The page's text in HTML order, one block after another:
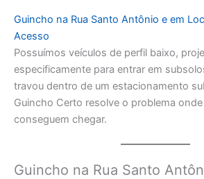
Guincho na Rua Santo Antônio e em
Acesso
Possuímos veículos de perfil baixo,
especificamente para entrar em
travou dentro de um estacionamento
Guincho Certo resolve o problema
conseguem chegar.
Guincho na Rua Santo